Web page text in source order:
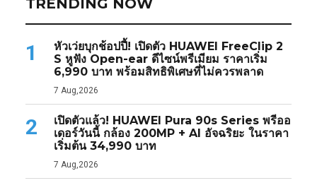
1
หัวเว่ยบุกช้อปปี้! เปิดตัว HUAWEI FreeClip 2
S หูฟัง Open-ear ดีไซน์พรีเมียม ราคาเริ่ม
6,990 บาท พร้อมสิทธิพิเศษที่ไม่ควรพลาด
7 Aug,2026
2
เปิดตัวแล้ว! HUAWEI Pura 90s Series พรีออ
เดอร์วันนี้ กล้อง 200MP + AI อัจฉริยะ ในราคา
เริ่มต้น 34,990 บาท
7 Aug,2026